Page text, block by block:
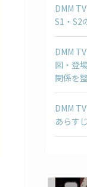
DMM
S1・S2
DMM
図・登
関係を
DMM
あらす